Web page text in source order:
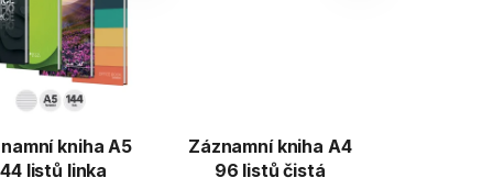
kniha A5
listů linka
Záznamní kniha A4
96 listů čistá